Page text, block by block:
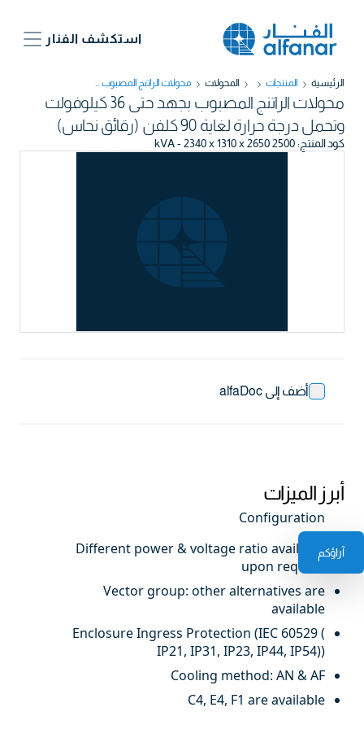
آراؤكم
استكشف الفنار
الرئيسية المنتجات المحولات محولات الراتنج المصبوب بجهد حتى 36 كيلوفولت وتحمل درجة حرارة لغاية 90 كلفن (رقائق نحاس)
أضف إلى alfaDoc
محولات الراتنج المصبوب بجهد حتى 36 كيلوفولت
وتحمل درجة حرارة لغاية 90 كلفن (رقائق نحاس)
كود المنتج:
2500 kVA - 2340 x 1310 x 2650
أبرز الميزات
Configuration
Different power & voltage ratio available
upon request
Vector group: other alternatives are
available
Enclosure Ingress Protection (IEC 60529 (
IP21, IP31, IP23, IP44, IP54))
Cooling method: AN & AF
C4, E4, F1 are available